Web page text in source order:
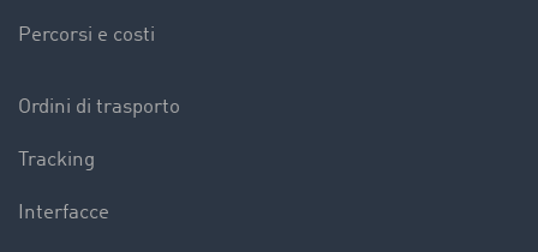
Percorsi e costi
Ordini di trasporto
Tracking
Interfacce